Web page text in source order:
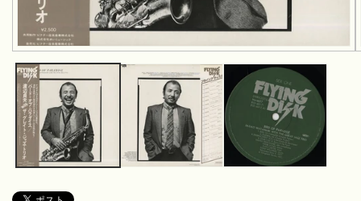
モ
ー
ダ
ル
で
メ
デ
ィ
ア
を